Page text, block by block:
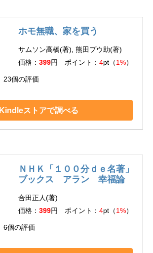
ホモ無職、家を買う
サムソン高橋(著), 熊田プウ助(著)
価格： 399円 ポイント： 4pt（1%）
23個の評価
Kindleストアで調べる
ＮＨＫ「１００分ｄｅ名著」
ブックス アラン 幸福論
合田正人(著)
価格： 399円 ポイント： 4pt（1%）
6個の評価